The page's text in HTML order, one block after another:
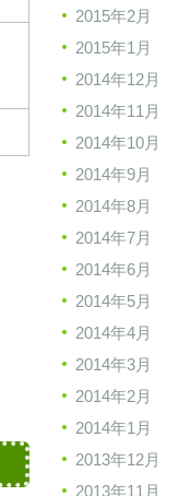
2015年2月
2015年1月
2014年12月
2014年11月
2014年10月
2014年9月
2014年8月
2014年7月
2014年6月
2014年5月
2014年4月
2014年3月
2014年2月
2014年1月
2013年12月
2013年11月